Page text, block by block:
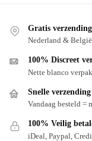
Gratis verzending
Nederland & België
100% Discreet
Nette blanco
Snelle verzending
Vandaag besteld =
100% Veilig
iDeal, Paypal,